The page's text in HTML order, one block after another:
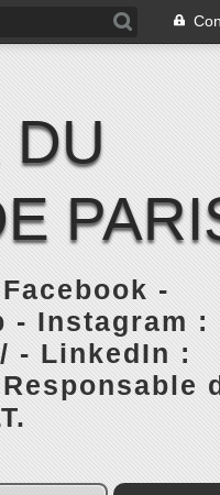
DU
-
- Instagram :
- LinkedIn :